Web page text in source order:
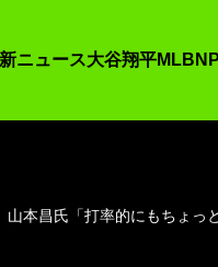
ニュース大谷翔平MLB
本昌氏「打率的にもちょっ